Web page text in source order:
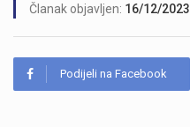
Članak objavljen: 16/12/2023
Podijeli na Facebook